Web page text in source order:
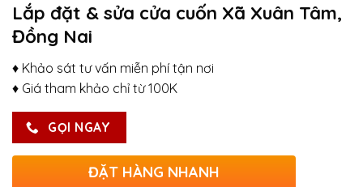
Lắp đặt & sửa cửa cuốn Xã Xuân Tâm,
Đồng Nai
♦ Khảo sát tư vấn miễn phí tận nơi
♦ Giá tham khảo chỉ từ 100K
GỌI NGAY
ĐẶT HÀNG NHANH